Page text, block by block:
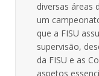
diversas áreas
um
que a FISU
supervisão,
da FISU e as
aspetos